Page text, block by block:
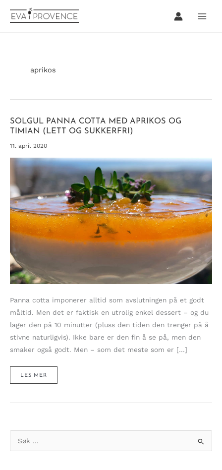
rett
aprikos
SOLGUL PANNA COTTA MED APRIKOS OG
TIMIAN (LETT OG SUKKERFRI)
11. april 2020
Panna cotta imponerer alltid som avslutningen på et godt
måltid. Men det er faktisk en utrolig enkel dessert – og du
lager den på 10 minutter (pluss den tiden den trenger på å
stivne naturligvis). Ikke bare er den fin å se på, men den
smaker også godt. Men – som det meste som er […]
SOLGUL
COTTA
TIMIAN
LES MER
ø